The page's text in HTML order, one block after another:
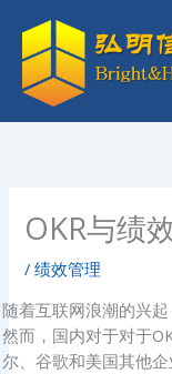
OKR与绩
/绩效管理
随着互联网浪潮的兴起
然而，国内对于对于
尔、谷歌和美国其他